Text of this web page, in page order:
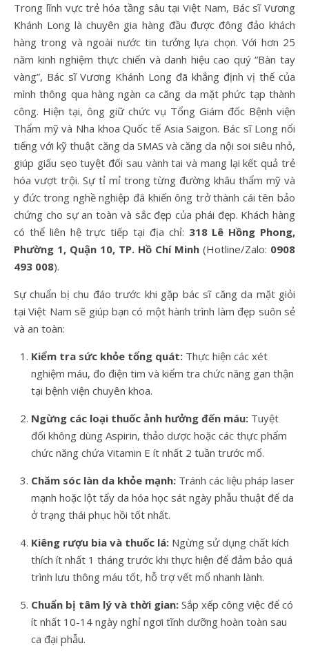
Trong lĩnh vực trẻ hóa tầng sâu tại Việt Nam, Bác sĩ Vương
Khánh Long là chuyên gia hàng đầu được đông đảo khách
hàng trong và ngoài nước tin tưởng lựa chọn. Với hơn 25
năm kinh nghiệm thực chiến và danh hiệu cao quý “Bàn tay
vàng”, Bác sĩ Vương Khánh Long đã khẳng định vị thế của
mình thông qua hàng ngàn ca căng da mặt phức tạp thành
công. Hiện tại, ông giữ chức vụ Tổng Giám đốc Bệnh viện
Thẩm mỹ và Nha khoa Quốc tế Asia Saigon. Bác sĩ Long nổi
tiếng với kỹ thuật căng da SMAS và căng da nội soi siêu nhỏ,
giúp giấu sẹo tuyệt đối sau vành tai và mang lại kết quả trẻ
hóa vượt trội. Sự tỉ mỉ trong từng đường khâu thẩm mỹ và
y đức trong nghề nghiệp đã khiến ông trở thành cái tên bảo
chứng cho sự an toàn và sắc đẹp của phái đẹp. Khách hàng
có thể liên hệ trực tiếp tại địa chỉ: 318 Lê Hồng Phong,
Phường 1, Quận 10, TP. Hồ Chí Minh (Hotline/Zalo: 0908
493 008).
Sự chuẩn bị chu đáo trước khi gặp bác sĩ căng da mặt giỏi
tại Việt Nam sẽ giúp bạn có một hành trình làm đẹp suôn sẻ
và an toàn:
Kiểm tra sức khỏe tổng quát: Thực hiện các xét
nghiệm máu, đo điện tim và kiểm tra chức năng gan thận
tại bệnh viện chuyên khoa.
Ngừng các loại thuốc ảnh hưởng đến máu: Tuyệt
đối không dùng Aspirin, thảo dược hoặc các thực phẩm
chức năng chứa Vitamin E ít nhất 2 tuần trước mổ.
Chăm sóc làn da khỏe mạnh: Tránh các liệu pháp laser
mạnh hoặc lột tẩy da hóa học sát ngày phẫu thuật để da
ở trạng thái phục hồi tốt nhất.
Kiêng rượu bia và thuốc lá: Ngừng sử dụng chất kích
thích ít nhất 1 tháng trước khi thực hiện để đảm bảo quá
trình lưu thông máu tốt, hỗ trợ vết mổ nhanh lành.
Chuẩn bị tâm lý và thời gian: Sắp xếp công việc để có
ít nhất 10-14 ngày nghỉ ngơi tĩnh dưỡng hoàn toàn sau
ca đại phẫu.